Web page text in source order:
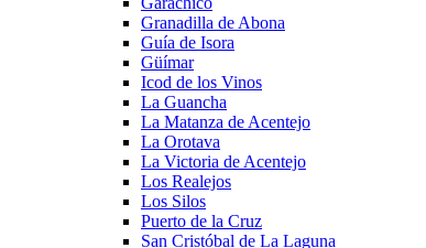
Granadilla de Abona
Guía de Isora
Güímar
Icod de los Vinos
La Guancha
La Matanza de Acentejo
La Orotava
La Victoria de Acentejo
Los Realejos
Los Silos
Puerto de la Cruz
San Cristóbal de La Laguna